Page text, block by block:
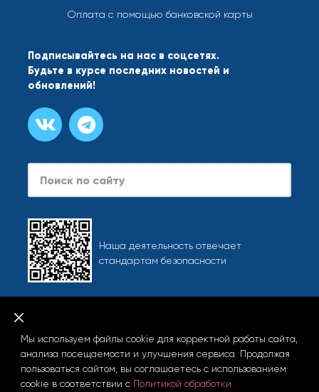
Оплата с помощью банковской карты
Подписывайтесь на нас в соцсетях.
Будьте в курсе последних новостей и
обновлений!
Search
Наша деятельность отвечает
стандартам безопасности
При использовании любых материалов сайта, включая
фотографии и тексты, активная ссылка на info.starliner.ru
Мы используем файлы cookie для корректной работы сайта,
анализа посещаемости и улучшения сервиса. Продолжая
пользоваться сайтом, вы соглашаетесь с использованием
cookie в соответствии с Политикой обработки